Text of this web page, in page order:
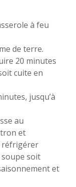
à feu
de terre.
20 minutes
cuite en
jusqu’à
au
et
réfrigérer
soupe soit
et